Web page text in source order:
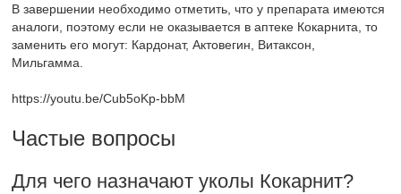
В завершении необходимо отметить, что у препарата имеются
аналоги, поэтому если не оказывается в аптеке Кокарнита, то
заменить его могут: Кардонат, Актовегин, Витаксон,
Мильгамма.
https://youtu.be/Cub5oKp-bbM
Частые вопросы
Для чего назначают уколы Кокарнит?